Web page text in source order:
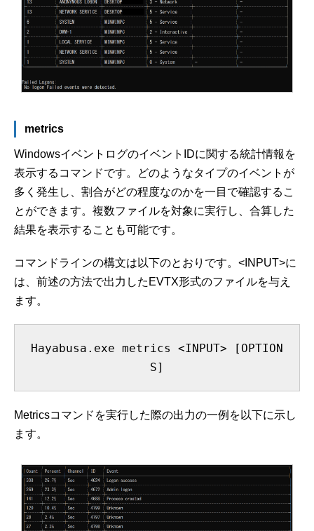
metrics
WindowsイベントログのイベントIDに関する統計情報を
表示するコマンドです。どのようなタイプのイベントが
多く発生し、割合がどの程度なのかを一目で確認するこ
とができます。複数ファイルを対象に実行し、合算した
結果を表示することも可能です。
コマンドラインの構文は以下のとおりです。<INPUT>に
は、前述の方法で出力したEVTX形式のファイルを与え
ます。
Hayabusa.exe metrics <INPUT> [OPTION
S]
Metricsコマンドを実行した際の出力の一例を以下に示し
ます。